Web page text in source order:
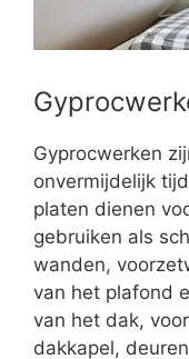
Gyprocwerken
onvermijdelijk
platen dienen
gebruiken als
wanden,
van het plafond
van het dak,
dakkapel,